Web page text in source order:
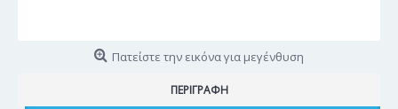
Πατείστε την εικόνα για μεγένθυση
ΠΕΡΙΓΡΑΦΉ